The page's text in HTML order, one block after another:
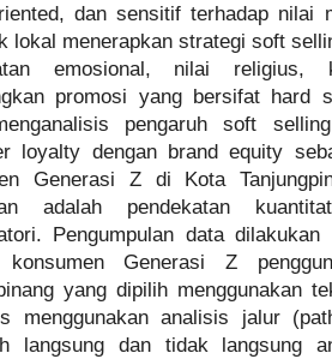
dan sensitif terhadap nilai
lokal menerapkan strategi soft
emosional, nilai religius,
promosi yang bersifat hard
pengaruh soft
loyalty dengan brand equity
Generasi Z di Kota
adalah pendekatan
Pengumpulan data
konsumen Generasi Z
yang dipilih menggunakan
menggunakan analisis jalur
langsung dan tidak langsung